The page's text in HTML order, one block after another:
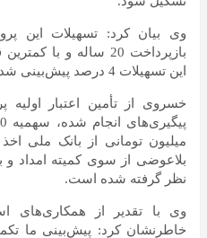
وی بیان کرد: تسهیلات این
بازپرداخت 20 ساله و
این تسهیلات 4 درصد پیش‌بینی شده است.
خسروی از تأمین اعتبار اولیه
میلیون تومانی از بانک ملی
بلاعوضی از سوی کمیته امداد و
نظر گرفته شده است.
وی با تقدیر از همکاری‌های
خاطرنشان کرد: پیش‌بینی ما